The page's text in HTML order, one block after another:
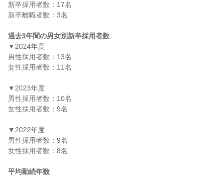
新卒採用者数：17名
新卒離職者数：3名
過去3年間の男女別新卒採用者数
▼2024年度
男性採用者数：13名
女性採用者数：11名
▼2023年度
男性採用者数：10名
女性採用者数：9名
▼2022年度
男性採用者数：9名
女性採用者数：8名
平均勤続年数